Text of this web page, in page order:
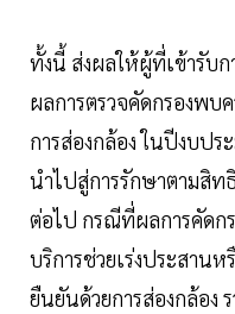
ทั้งนี้ ส่งผลให้ผู้ที่เข้ารับก
ผลการตรวจคัดกรองพบ
การส่องกล้อง ในปีงบป
นำไปสู่การรักษาตามสิท
ต่อไป กรณีที่ผลการคัดก
บริการช่วยเร่งประสานห
ยืนยันด้วยการส่องกล้อง